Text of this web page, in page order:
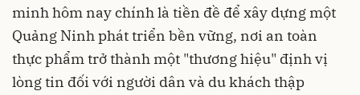
minh hôm nay chính là tiền đề để xây dựng một
Quảng Ninh phát triển bền vững, nơi an toàn
thực phẩm trở thành một "thương hiệu" định vị
lòng tin đối với người dân và du khách thập